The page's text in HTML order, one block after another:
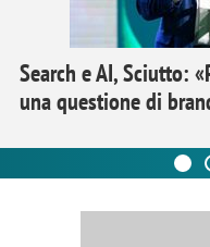
Search e AI, Sciutto:
una questione di